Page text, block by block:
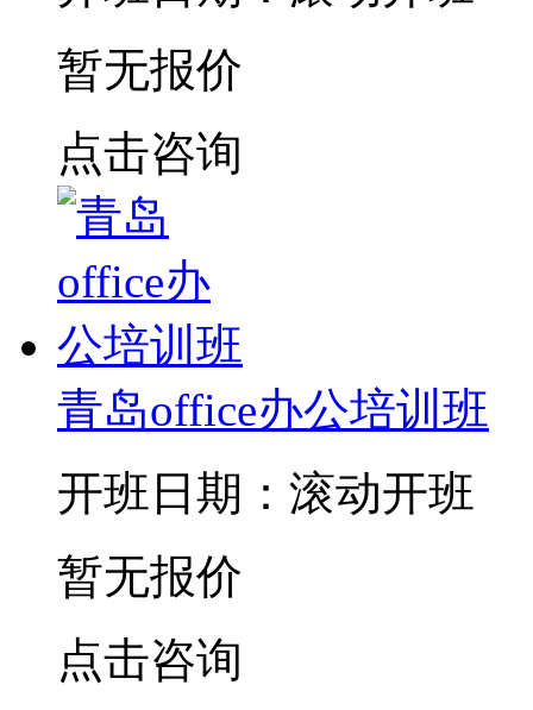
暂无报价
点击咨询
青岛office办公培训班
开班日期：滚动开班
暂无报价
点击咨询